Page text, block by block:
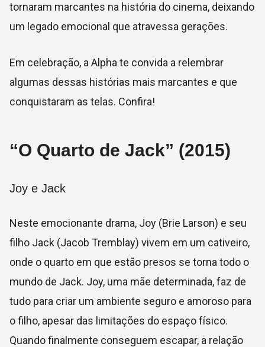
tornaram marcantes na história do cinema, deixando
um legado emocional que atravessa gerações.
Em celebração, a Alpha te convida a relembrar
algumas dessas histórias mais marcantes e que
conquistaram as telas. Confira!
“O Quarto de Jack” (2015)
Joy e Jack
Neste emocionante drama, Joy (Brie Larson) e seu
filho Jack (Jacob Tremblay) vivem em um cativeiro,
onde o quarto em que estão presos se torna todo o
mundo de Jack. Joy, uma mãe determinada, faz de
tudo para criar um ambiente seguro e amoroso para
o filho, apesar das limitações do espaço físico.
Quando finalmente conseguem escapar, a relação